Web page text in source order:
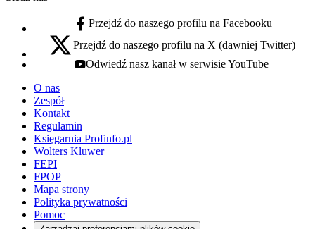
facebook - otwiera się w nowej karcie
Przejdź do naszego profilu na Facebooku
x - otwiera się w nowej karcie
Przejdź do naszego profilu na X (dawniej Twitter)
youtube - otwiera się w nowej karcie
Odwiedź nasz kanał w serwisie YouTube
O nas
Zespół
Kontakt
Regulamin
Księgarnia Profinfo.pl
Wolters Kluwer
FEPI
FPOP
Mapa strony
Polityka prywatności
Pomoc